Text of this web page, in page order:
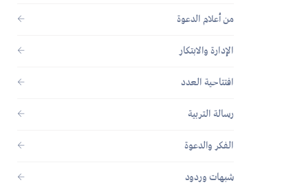
من أعلام الدعوة
الإدارة والابتكار
افتتاحية العدد
رسالة التربية
الفكر والدعوة
شبهات وردود